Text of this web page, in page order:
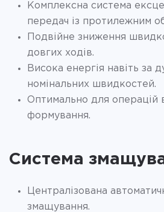
Комплексна система
передач із протилежним
Подвійне зниження
довгих ходів.
Висока енергія навіть за
номінальних швидкостей.
Оптимально для операцій
формування.
Система
Централізована
змащування.